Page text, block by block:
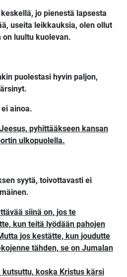
jo pienestä lapsesta
useita leikkauksia, olen ollut
luultu kuolevan.
puolestasi hyvin paljon,
ainoa.
pyhittääkseen kansan
ulkopuolella.
syytä, toivottavasti ei
siinä on, jos te
kun teitä lyödään pahojen
jos kestätte, kun joudutte
tähden, se on Jumalan
koska Kristus kärsi